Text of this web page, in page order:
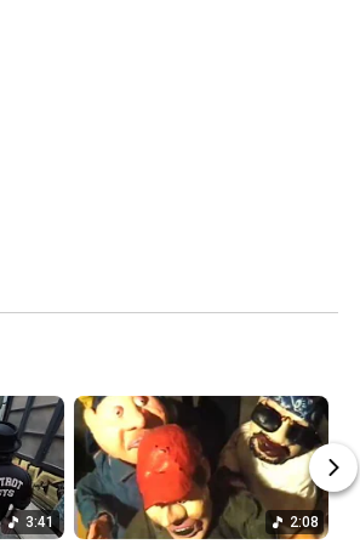
3:41 2:08